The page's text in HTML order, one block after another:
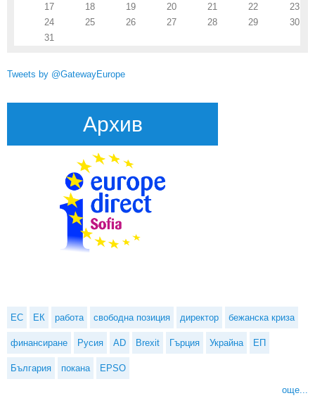
17
18 19 20 21 22
23
24
25 26 27 28 29
30
31
Tweets by @GatewayEurope
Архив
ЕС ЕК работа свободна позиция директор бежанска криза
финансиране Русия AD Brexit Гърция Украйна ЕП
България покана EPSO
още...